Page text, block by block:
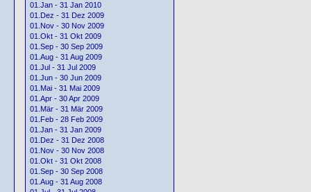
01.Jan - 31 Jan 2010
01.Dez - 31 Dez 2009
01.Nov - 30 Nov 2009
01.Okt - 31 Okt 2009
01.Sep - 30 Sep 2009
01.Aug - 31 Aug 2009
01.Jul - 31 Jul 2009
01.Jun - 30 Jun 2009
01.Mai - 31 Mai 2009
01.Apr - 30 Apr 2009
01.Mär - 31 Mär 2009
01.Feb - 28 Feb 2009
01.Jan - 31 Jan 2009
01.Dez - 31 Dez 2008
01.Nov - 30 Nov 2008
01.Okt - 31 Okt 2008
01.Sep - 30 Sep 2008
01.Aug - 31 Aug 2008